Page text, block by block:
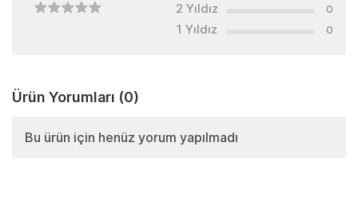
2 Yıldız 0
1 Yıldız 0
Ürün Yorumları (0)
Bu ürün için henüz yorum yapılmadı